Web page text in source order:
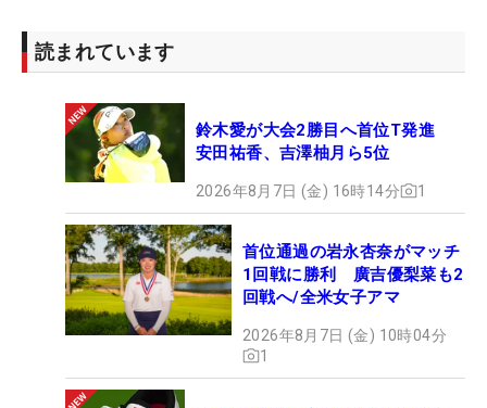
読まれています
鈴木愛が大会2勝目へ首位T発進
安田祐香、吉澤柚月ら5位
2026年8月7日 (金) 16時14分 1
首位通過の岩永杏奈がマッチ
1回戦に勝利 廣吉優梨菜も2
回戦へ/全米女子アマ
2026年8月7日 (金) 10時04分
1